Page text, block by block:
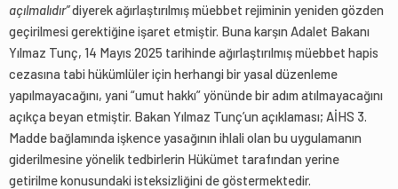
açılmalıdır”diyerek ağırlaştırılmış müebbet rejiminin yeniden gözden
geçirilmesi gerektiğine işaret etmiştir. Buna karşın Adalet Bakanı
Yılmaz Tunç, 14 Mayıs 2025 tarihinde ağırlaştırılmış müebbet hapis
cezasına tabi hükümlüler için herhangi bir yasal düzenleme
yapılmayacağını, yani “umut hakkı” yönünde bir adım atılmayacağını
açıkça beyan etmiştir. Bakan Yılmaz Tunç’un açıklaması; AİHS 3.
Madde bağlamında işkence yasağının ihlali olan bu uygulamanın
giderilmesine yönelik tedbirlerin Hükümet tarafından yerine
getirilme konusundaki isteksizliğini de göstermektedir.